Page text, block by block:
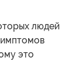
людей
это